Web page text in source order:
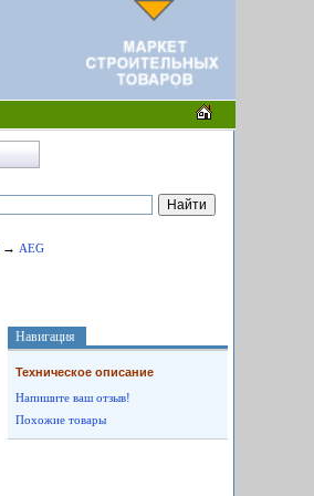
→ AEG
Навигация
Техническое описание
Напишите ваш отзыв!
Похожие товары